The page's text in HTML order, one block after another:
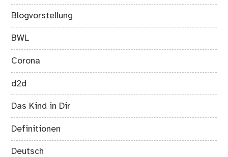
Blogvorstellung
BWL
Corona
d2d
Das Kind in Dir
Definitionen
Deutsch